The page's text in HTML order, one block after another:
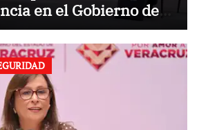
en el Gobierno de